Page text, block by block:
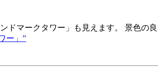
ドマークタワー」も見えます。 景色の
ー」”